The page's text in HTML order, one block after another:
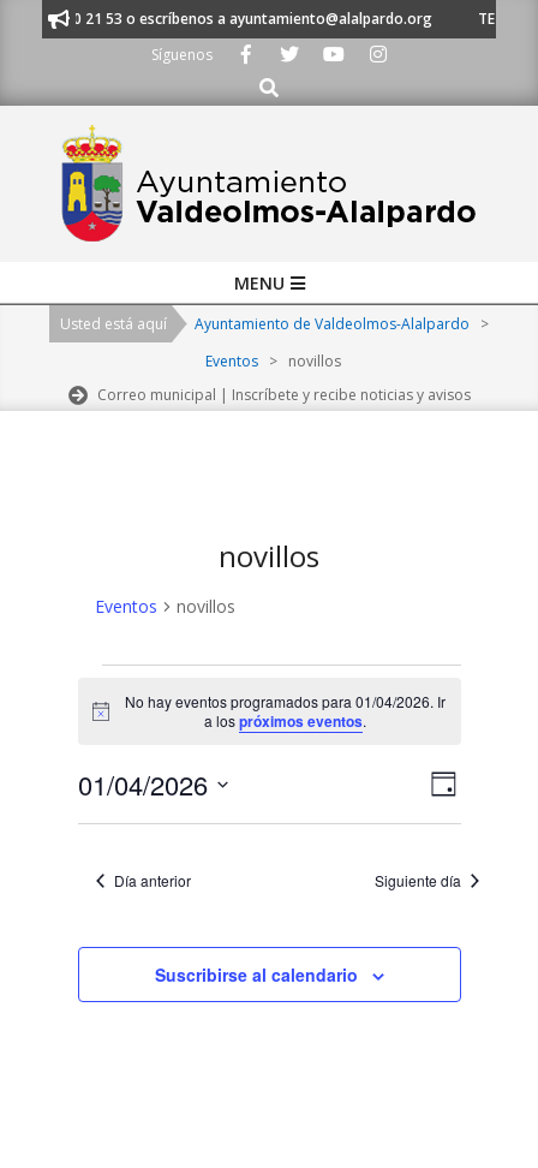
al 91 620 21 53 o escríbenos a ayuntamiento@alalpardo.org
TE
Síguenos
Buscar
Navigation
MENU
Usted está aquí Ayuntamiento de Valdeolmos-Alalpardo
>
Eventos
> novillos
Correo municipal | Inscríbete y recibe noticias y avisos
novillos
Eventos novillos
en
01/04/2026
Aviso
No hay eventos programados para 01/04/2026. Ir
a lospróximos eventos.
N
a
v
g
a
N
e
i
Día
01/04/2026
Día anterior Siguiente día
Suscribirse al calendario